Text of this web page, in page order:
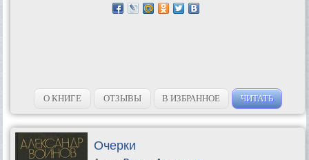
О КНИГЕ ОТЗЫВЫ В ИЗБРАННОЕ ЧИТАТЬ
Очерки